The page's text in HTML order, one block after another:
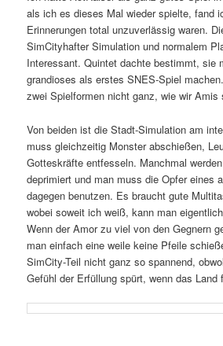
als ich es dieses Mal wieder spielte, fand
Erinnerungen total unzuverlässig waren.
SimCityhafter Simulation und normalem
Interessant. Quintet dachte bestimmt, sie
grandioses als erstes SNES-Spiel
zwei Spielformen nicht ganz, wie wir Amis
Von beiden ist die Stadt-Simulation am
muss gleichzeitig Monster abschießen,
Gotteskräfte entfesseln. Manchmal
deprimiert und man muss die Opfer eines
dagegen benutzen. Es braucht gute
wobei soweit ich weiß, kann man
Wenn der Amor zu viel von den Gegnern
man einfach eine weile keine Pfeile
SimCity-Teil nicht ganz so spannend,
Gefühl der Erfüllung spürt, wenn das Land